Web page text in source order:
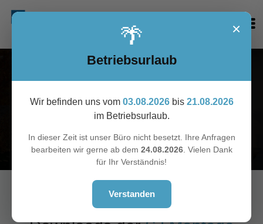
×
🌴
Betriebsurlaub
Wir befinden uns vom 03.08.2026bis 21.08.2026
im Betriebsurlaub.
In dieser Zeit ist unser Büro nicht besetzt. Ihre Anfragen
bearbeiten wir gerne ab dem 24.08.2026. Vielen Dank
für Ihr Verständnis!
Verstanden
Downloads
DOKUMENTE & KATALOGE